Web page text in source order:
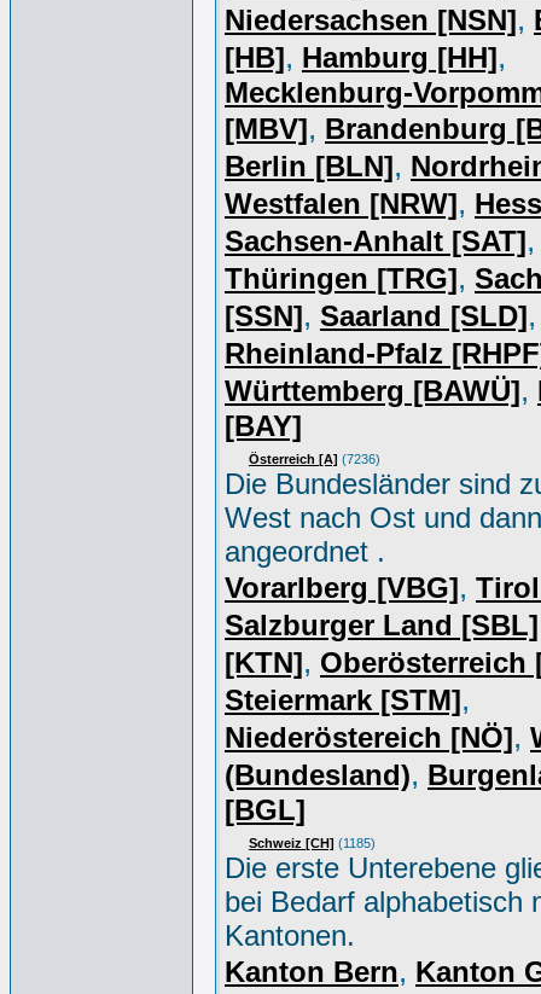
Niedersachsen [NSN],
[HB], Hamburg [HH],
Mecklenburg-
[MBV], Brandenburg
Berlin [BLN],
Westfalen [NRW],
Sachsen-Anhalt [SAT],
Thüringen [TRG],
[SSN], Saarland [SLD],
Rheinland-Pfalz
Württemberg [BAWÜ],
[BAY]
Österreich [A] (7236)
Die Bundesländer sind
West nach Ost und
angeordnet .
Vorarlberg [VBG],
Salzburger Land [SBL]
[KTN], Oberösterreich
Steiermark [STM],
Niederöstereich [NÖ],
(Bundesland),
[BGL]
Schweiz [CH] (1185)
Die erste Unterebene
bei Bedarf alphabetisch
Kantonen.
Kanton Bern, Kanton